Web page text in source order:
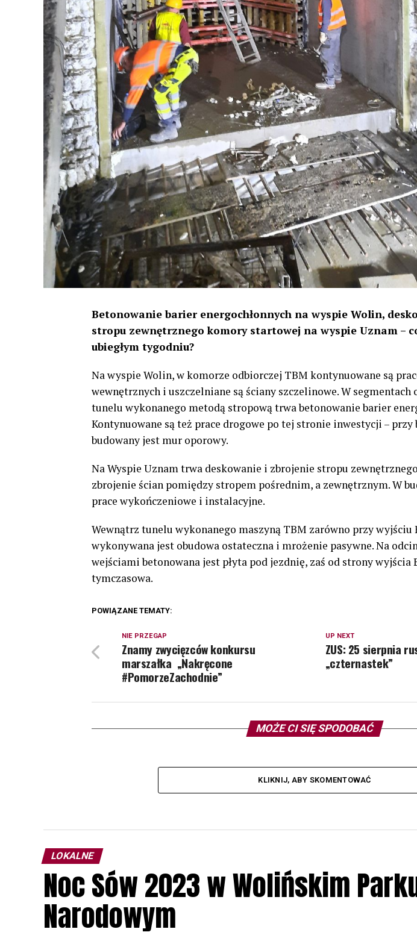
Betonowanie barier energochłonnych na wyspie Wolin,
stropu zewnętrznego komory startowej na wyspie Uznam –
ubiegłym tygodniu?
Na wyspie Wolin, w komorze odbiorczej TBM kontynuowane są
wewnętrznych i uszczelniane są ściany szczelinowe. W segmentach
tunelu wykonanego metodą stropową trwa betonowanie barier
Kontynuowane są też prace drogowe po tej stronie inwestycji – przy
budowany jest mur oporowy.
Na Wyspie Uznam trwa deskowanie i zbrojenie stropu
zbrojenie ścian pomiędzy stropem pośrednim, a zewnętrznym. W
prace wykończeniowe i instalacyjne.
Wewnątrz tunelu wykonanego maszyną TBM zarówno przy wyjściu
wykonywana jest obudowa ostateczna i mrożenie pasywne. Na
wejściami betonowana jest płyta pod jezdnię, zaś od strony wyjścia
tymczasowa.
POWIĄZANE TEMATY:
UP NEXT
ZUS: 25 sierpnia
„czternastek”
NIE PRZEGAP
Znamy zwycięzców konkursu
marszałka „Nakręcone
#PomorzeZachodnie”
MOŻE CI SIĘ SPODOBAĆ
KLIKNIJ, ABY SKOMENTOWAĆ
LOKALNE
Noc Sów 2023 w Wolińskim
Narodowym